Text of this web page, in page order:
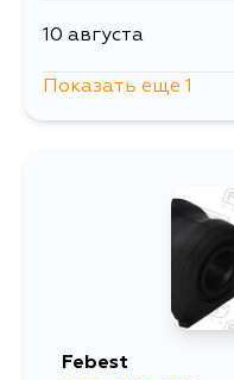
10 августа
Показать еще 1
Febest